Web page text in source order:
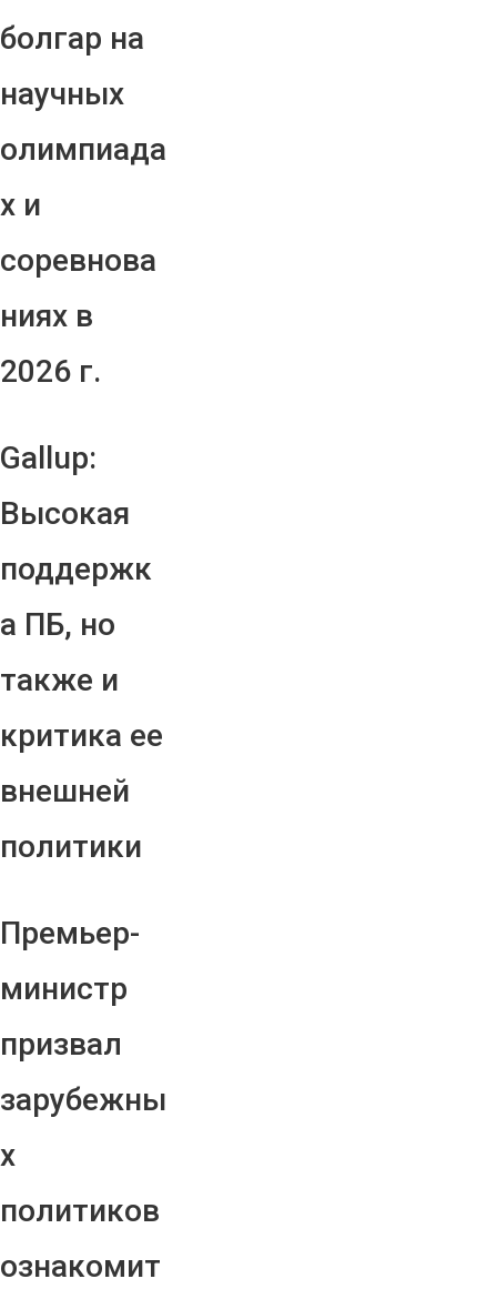
болгар на
научных
олимпиада
х и
соревнова
ниях в
2026 г.
Gallup:
Высокая
поддержк
а ПБ, но
также и
критика ее
внешней
политики
Премьер-
министр
призвал
зарубежны
х
политиков
ознакомит